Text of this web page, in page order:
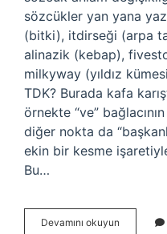
sözcükler yan yana
(bitki), itdirseği (arpa
alinazik (kebap),
milkyway (yıldız
TDK? Burada kafa
örnekte “ve”
diğer nokta da
ekin bir kesme işaretiyle
Bu…
Devamını okuyun